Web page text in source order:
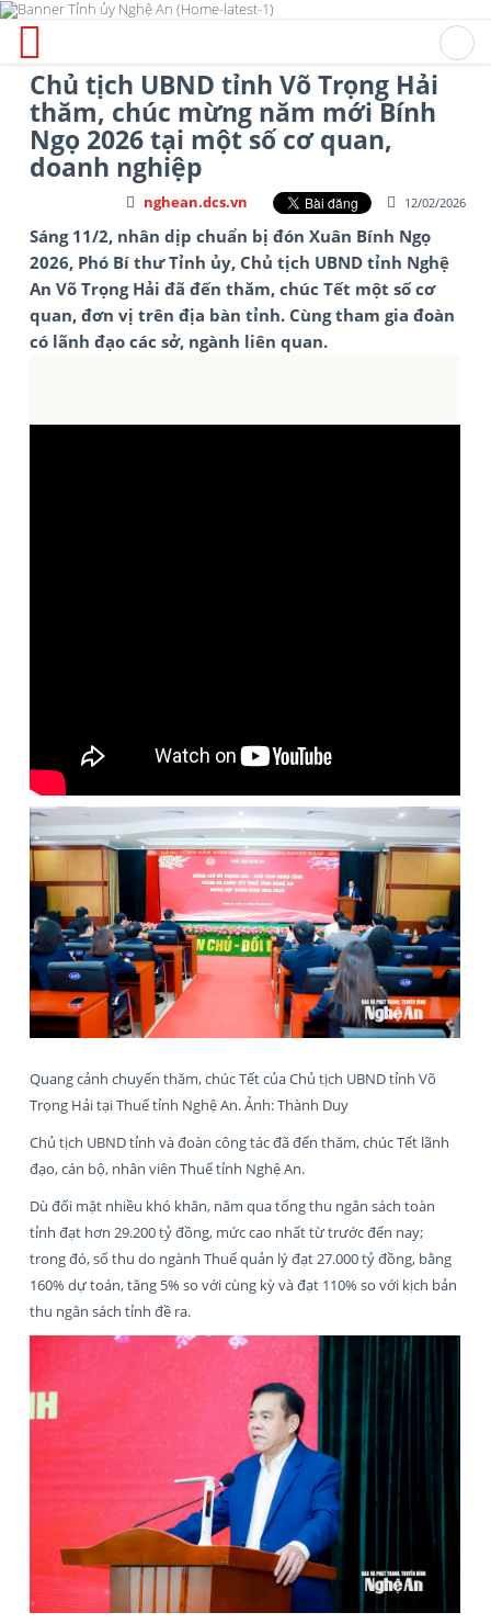
Chủ tịch UBND tỉnh Võ Trọng Hải
thăm, chúc mừng năm mới Bính
Ngọ 2026 tại một số cơ quan,
doanh nghiệp
12/02/2026
nghean.dcs.vn
Sáng 11/2, nhân dịp chuẩn bị đón Xuân Bính Ngọ
2026, Phó Bí thư Tỉnh ủy, Chủ tịch UBND tỉnh Nghệ
An Võ Trọng Hải đã đến thăm, chúc Tết một số cơ
quan, đơn vị trên địa bàn tỉnh. Cùng tham gia đoàn
có lãnh đạo các sở, ngành liên quan.
Quang cảnh chuyến thăm, chúc Tết của Chủ tịch UBND tỉnh Võ
Trọng Hải tại Thuế tỉnh Nghệ An. Ảnh: Thành Duy
Chủ tịch UBND tỉnh và đoàn công tác đã đến thăm, chúc Tết lãnh
đạo, cán bộ, nhân viên Thuế tỉnh Nghệ An.
Dù đối mặt nhiều khó khăn, năm qua tổng thu ngân sách toàn
tỉnh đạt hơn 29.200 tỷ đồng, mức cao nhất từ trước đến nay;
trong đó, số thu do ngành Thuế quản lý đạt 27.000 tỷ đồng, bằng
160% dự toán, tăng 5% so với cùng kỳ và đạt 110% so với kịch bản
thu ngân sách tỉnh đề ra.